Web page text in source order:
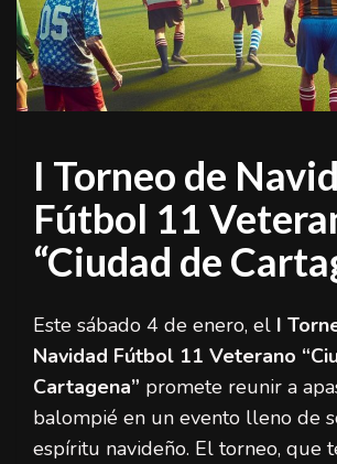
I Torneo de
Fútbol 11
“Ciudad de
Este sábado 4 de enero, el I
Navidad Fútbol 11 Veterano
Cartagena” promete reunir a
balompié en un evento lleno de
espíritu navideño. El torneo, que